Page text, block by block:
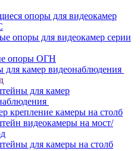
опоры для видеокамер
опоры для видеокамер серии
опоры ОГН
камер видеонаблюдения
для камер
крепление камеры на столб
видеокамеры на мост/
для камеры на столб